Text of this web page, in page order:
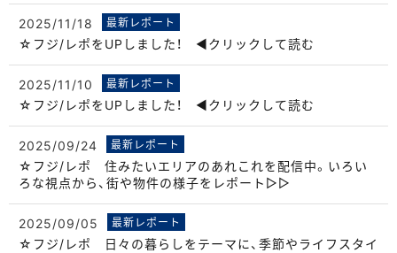
2025/11/18 最新レポート
☆フジ/レポをUPしました！ ◀クリックして読む
2025/11/10 最新レポート
☆フジ/レポをUPしました！ ◀クリックして読む
2025/09/24 最新レポート
☆フジ/レポ 住みたいエリアのあれこれを配信中。いろい
ろな視点から、街や物件の様子をレポート▷▷
2025/09/05 最新レポート
☆フジ/レポ 日々の暮らしをテーマに、季節やライフスタイ